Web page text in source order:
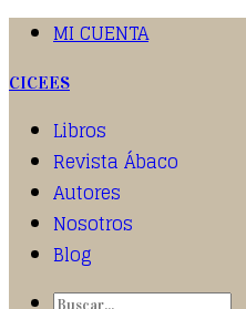
MI CUENTA
CICEES
Libros
Revista Ábaco
Autores
Nosotros
Blog